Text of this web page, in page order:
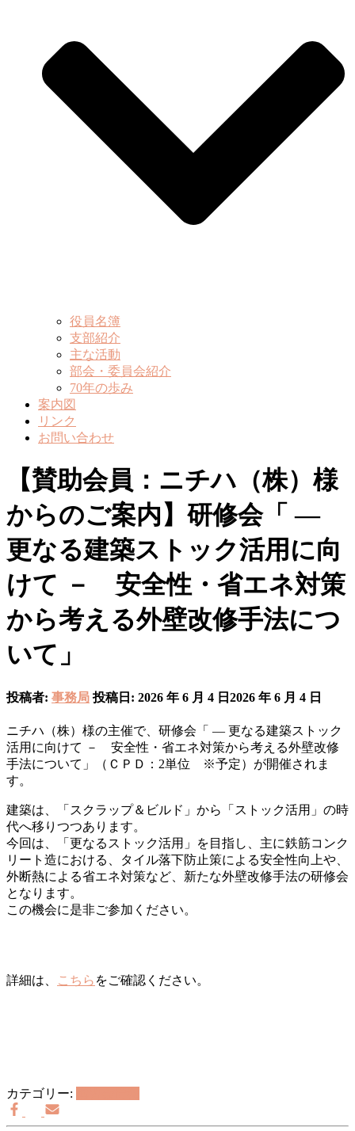
役員名簿
支部紹介
主な活動
部会・委員会紹介
70年の歩み
案内図
リンク
お問い合わせ
【賛助会員：ニチハ（株）様
からのご案内】研修会「 ―
更なる建築ストック活用に向
けて － 安全性・省エネ対策
から考える外壁改修手法につ
いて」
投稿者: 事務局投稿日: 2026 年 6 月 4 日 2026 年 6 月 4 日
ニチハ（株）様の主催で、研修会「 ― 更なる建築ストック
活用に向けて － 安全性・省エネ対策から考える外壁改修
手法について」（ＣＰＤ：2単位 ※予定）が開催されま
す。
建築は、「スクラップ＆ビルド」から「ストック活用」の時
代へ移りつつあります。
今回は、「更なるストック活用」を目指し、主に鉄筋コンク
リート造における、タイル落下防止策による安全性向上や、
外断熱による省エネ対策など、新たな外壁改修手法の研修会
となります。
この機会に是非ご参加ください。
詳細は、 こちら をご確認ください。
カテゴリー: